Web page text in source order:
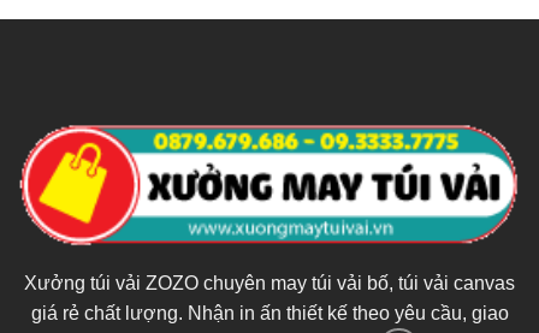
Xưởng túi vải ZOZO chuyên may túi vải bố, túi vải canvas
giá rẻ chất lượng. Nhận in ấn thiết kế theo yêu cầu, giao